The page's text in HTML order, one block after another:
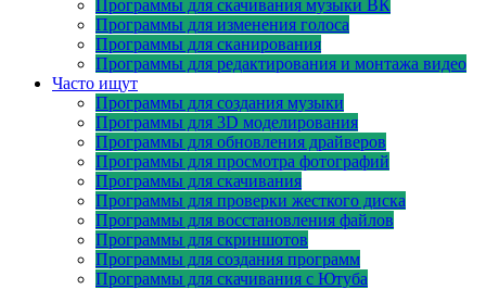
Программы для скачивания музыки ВК
Программы для изменения голоса
Программы для сканирования
Программы для редактирования и монтажа видео
Часто ищут
Программы для создания музыки
Программы для 3D моделирования
Программы для обновления драйверов
Программы для просмотра фотографий
Программы для скачивания
Программы для проверки жесткого диска
Программы для восстановления файлов
Программы для скриншотов
Программы для создания программ
Программы для скачивания с Ютуба